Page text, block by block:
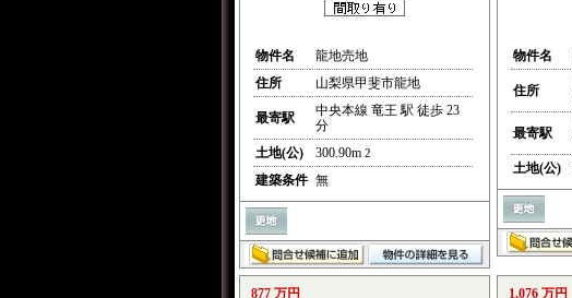
物件名
龍地売地
住所
山梨県甲斐市龍地
最寄駅
中央本線 竜王 駅 徒歩 23
分
土地(公)
300.90m 2
建築条件 無
物件名
住所
最寄駅
土地(公)
877 万円 1,076 万円